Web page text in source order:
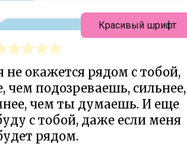
окажется рядом с тобой,
чем подозреваешь, сильнее,
чем ты думаешь. И еще
с тобой, даже если меня
рядом.
Красивый шрифт